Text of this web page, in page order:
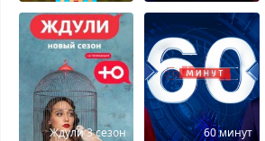
Ждули 3 сезон 60 минут